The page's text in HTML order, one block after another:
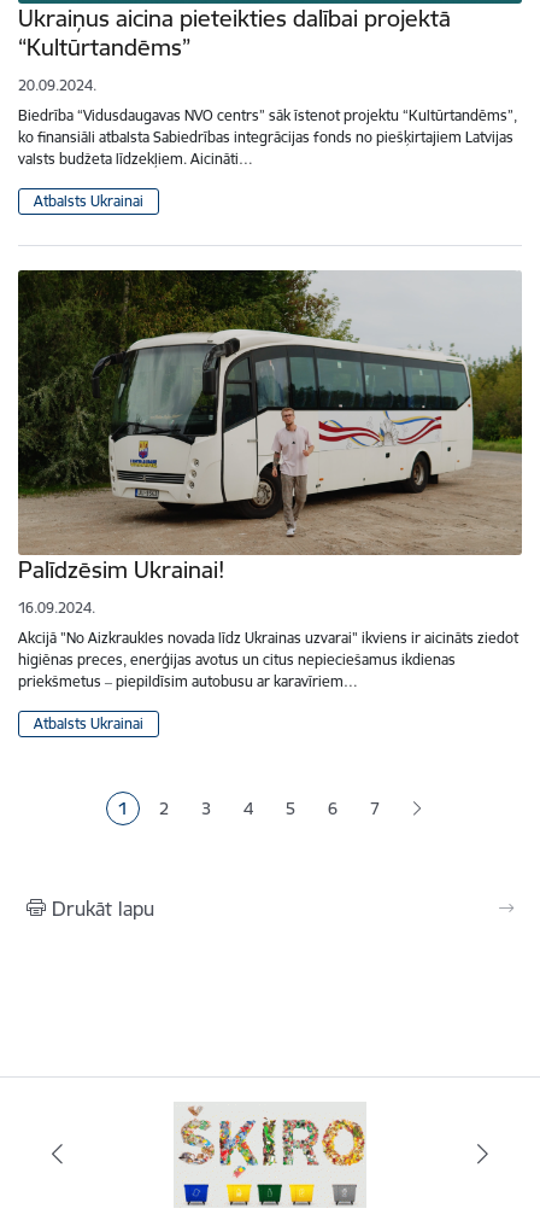
Ukraiņus aicina pieteikties dalībai projektā
“Kultūrtandēms”
20.09.2024.
Biedrība “Vidusdaugavas NVO centrs” sāk īstenot projektu “Kultūrtandēms”,
ko finansiāli atbalsta Sabiedrības integrācijas fonds no piešķirtajiem Latvijas
valsts budžeta līdzekļiem. Aicināti…
Atbalsts Ukrainai
Palīdzēsim Ukrainai!
16.09.2024.
Akcijā "No Aizkraukles novada līdz Ukrainas uzvarai" ikviens ir aicināts ziedot
higiēnas preces, enerģijas avotus un citus nepieciešamus ikdienas
priekšmetus ‒ piepildīsim autobusu ar karavīriem…
Atbalsts Ukrainai
Pašreizējā lapa
1 Lapa
2 Lapa
3 Lapa
4 Lapa
5 Lapa
6 7
Drukāt lapu